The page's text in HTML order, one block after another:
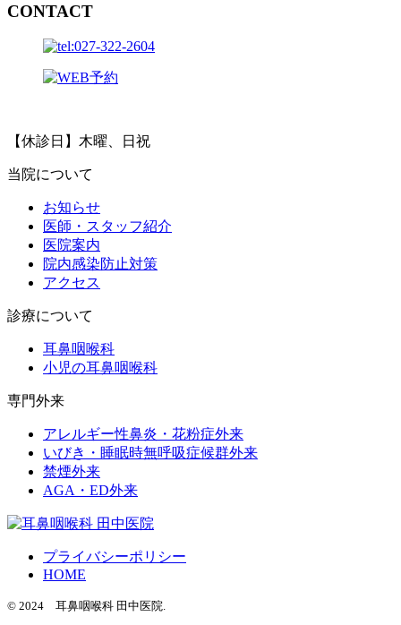
CONTACT
【休診日】木曜、日祝
当院について
お知らせ
医師・スタッフ紹介
医院案内
院内感染防止対策
アクセス
診療について
耳鼻咽喉科
小児の耳鼻咽喉科
専門外来
アレルギー性鼻炎・花粉症外来
いびき・睡眠時無呼吸症候群外来
禁煙外来
AGA・ED外来
プライバシーポリシー
HOME
© 2024 耳鼻咽喉科 田中医院.